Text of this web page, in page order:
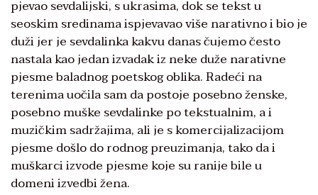
pjevao sevdalijski, s ukrasima, dok se tekst u
seoskim sredinama ispjevavao više narativno i bio je
duži jer je sevdalinka kakvu danas čujemo često
nastala kao jedan izvadak iz neke duže narativne
pjesme baladnog poetskog oblika. Radeći na
terenima uočila sam da postoje posebno ženske,
posebno muške sevdalinke po tekstualnim, a i
muzičkim sadržajima, ali je s komercijalizacijom
pjesme došlo do rodnog preuzimanja, tako da i
muškarci izvode pjesme koje su ranije bile u
domeni izvedbi žena.